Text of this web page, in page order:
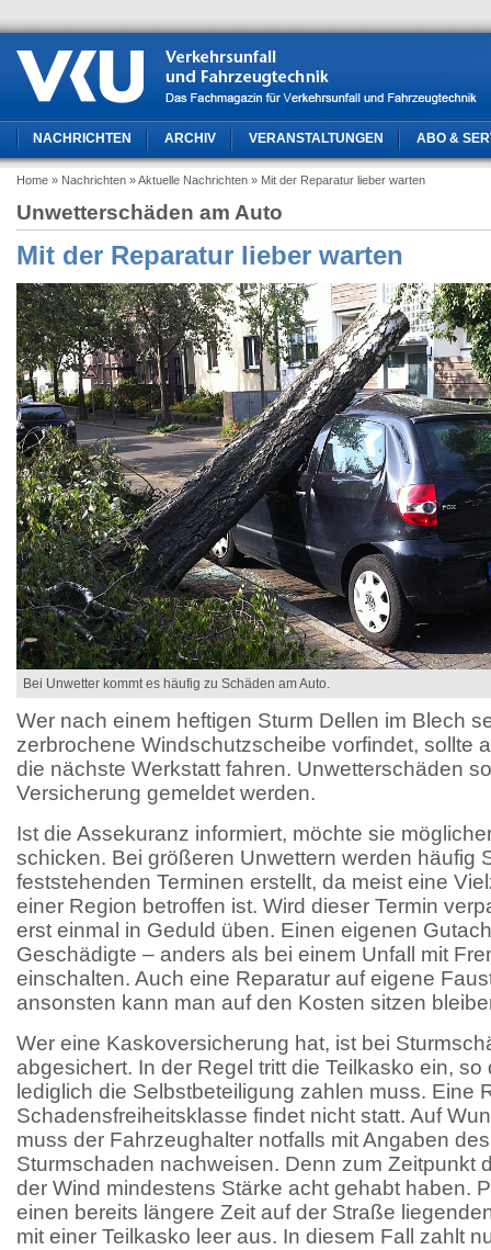
NACHRICHTEN ARCHIV VERANSTALTUNGEN ABO &
Home » Nachrichten » Aktuelle Nachrichten » Mit der Reparatur lieber warten
Unwetterschäden am Auto
Mit der Reparatur lieber warten
Bei Unwetter kommt es häufig zu Schäden am Auto.
Wer nach einem heftigen Sturm Dellen im Blech
zerbrochene Windschutzscheibe vorfindet, sollte
die nächste Werkstatt fahren. Unwetterschäden
Versicherung gemeldet werden.
Ist die Assekuranz informiert, möchte sie
schicken. Bei größeren Unwettern werden häufig
feststehenden Terminen erstellt, da meist eine
einer Region betroffen ist. Wird dieser Termin
erst einmal in Geduld üben. Einen eigenen
Geschädigte – anders als bei einem Unfall mit
einschalten. Auch eine Reparatur auf eigene
ansonsten kann man auf den Kosten sitzen
Wer eine Kaskoversicherung hat, ist bei
abgesichert. In der Regel tritt die Teilkasko ein, so
lediglich die Selbstbeteiligung zahlen muss. Eine
Schadensfreiheitsklasse findet nicht statt. Auf
muss der Fahrzeughalter notfalls mit Angaben
Sturmschaden nachweisen. Denn zum Zeitpunkt
der Wind mindestens Stärke acht gehabt haben.
einen bereits längere Zeit auf der Straße
mit einer Teilkasko leer aus. In diesem Fall zahlt